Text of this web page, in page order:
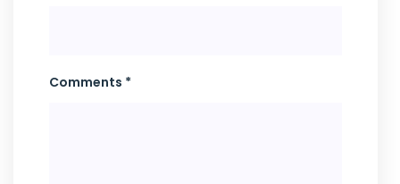
Comments *